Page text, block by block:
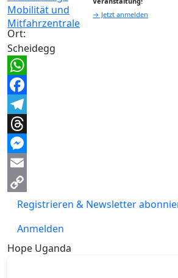
→ Jetzt anmelden
Ort:
Scheidegg
WhatsApp
Facebook
Telegram
Threads
Messenger
Email
Copy
Link
Registrieren & Newsletter
Anmelden
Hope Uganda